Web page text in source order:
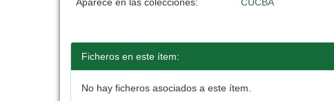
Ficheros en este ítem:
No hay ficheros asociados a este ítem.